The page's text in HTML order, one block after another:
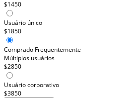
$1450
Usuário único
$1850
Comprado Frequentemente
Múltiplos usuários
$2850
Usuário corporativo
$3850